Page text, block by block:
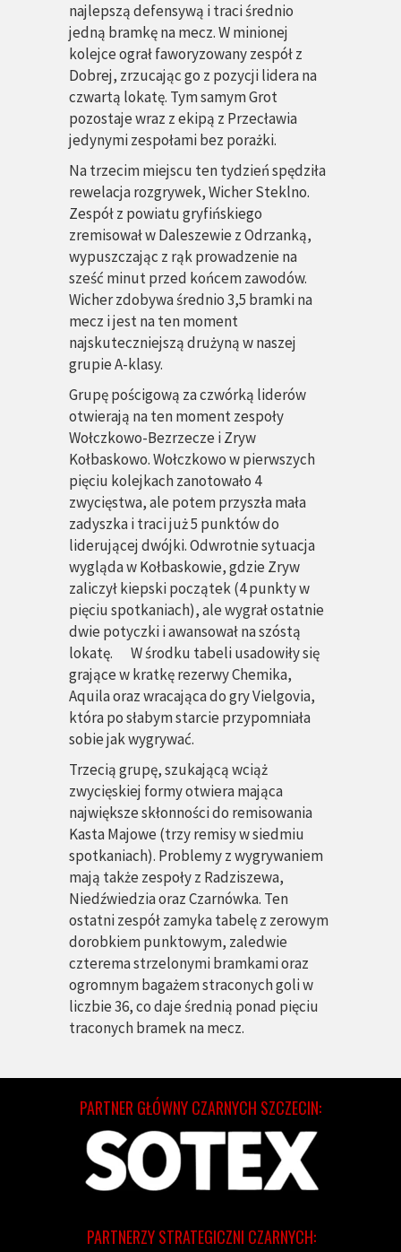
najlepszą defensywą i traci średnio
jedną bramkę na mecz. W minionej
kolejce ograł faworyzowany zespół z
Dobrej, zrzucając go z pozycji lidera na
czwartą lokatę. Tym samym Grot
pozostaje wraz z ekipą z Przecławia
jedynymi zespołami bez porażki.
Na trzecim miejscu ten tydzień spędziła
rewelacja rozgrywek, Wicher Steklno.
Zespół z powiatu gryfińskiego
zremisował w Daleszewie z Odrzanką,
wypuszczając z rąk prowadzenie na
sześć minut przed końcem zawodów.
Wicher zdobywa średnio 3,5 bramki na
mecz i jest na ten moment
najskuteczniejszą drużyną w naszej
grupie A-klasy.
Grupę pościgową za czwórką liderów
otwierają na ten moment zespoły
Wołczkowo-Bezrzecze i Zryw
Kołbaskowo. Wołczkowo w pierwszych
pięciu kolejkach zanotowało 4
zwycięstwa, ale potem przyszła mała
zadyszka i traci już 5 punktów do
liderującej dwójki. Odwrotnie sytuacja
wygląda w Kołbaskowie, gdzie Zryw
zaliczył kiepski początek (4 punkty w
pięciu spotkaniach), ale wygrał ostatnie
dwie potyczki i awansował na szóstą
lokatę. W środku tabeli usadowiły się
grające w kratkę rezerwy Chemika,
Aquila oraz wracająca do gry Vielgovia,
która po słabym starcie przypomniała
sobie jak wygrywać.
Trzecią grupę, szukającą wciąż
zwycięskiej formy otwiera mająca
największe skłonności do remisowania
Kasta Majowe (trzy remisy w siedmiu
spotkaniach). Problemy z wygrywaniem
mają także zespoły z Radziszewa,
Niedźwiedzia oraz Czarnówka. Ten
ostatni zespół zamyka tabelę z zerowym
dorobkiem punktowym, zaledwie
czterema strzelonymi bramkami oraz
ogromnym bagażem straconych goli w
liczbie 36, co daje średnią ponad pięciu
traconych bramek na mecz.
PARTNERZY STRATEGICZNI CZARNYCH:
PARTNER GŁÓWNY CZARNYCH SZCZECIN: